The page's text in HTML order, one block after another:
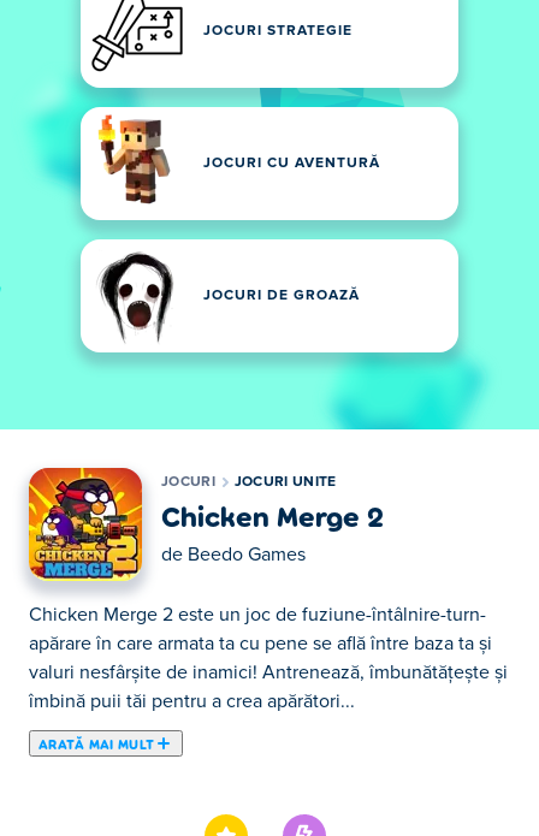
JOCURI STRATEGIE
JOCURI CU AVENTURĂ
JOCURI DE GROAZĂ
JOCURI JOCURI UNITE
Chicken Merge 2
de Beedo Games
Chicken Merge 2 este un joc de fuziune-întâlnire-turn-
apărare în care armata ta cu pene se află între baza ta și
valuri nesfârșite de inamici! Antrenează, îmbunătățește și
îmbină puii tăi pentru a crea apărători...
ARATĂ MAI MULT
valuri nesfârșite de inamici! Antrenează, îmbunătățește și